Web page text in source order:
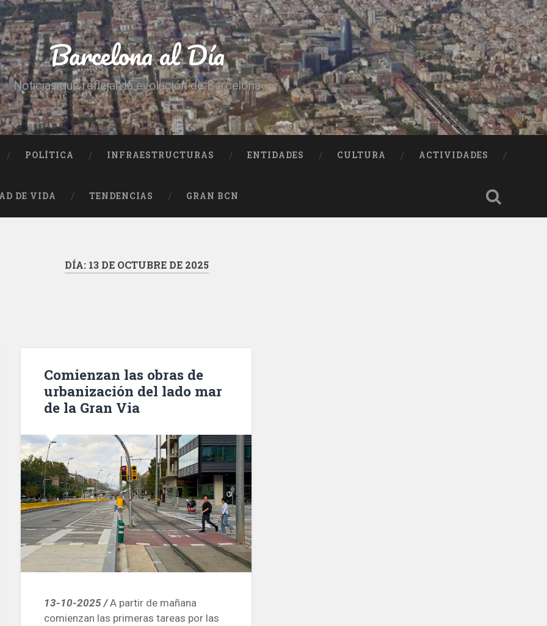
Barcelona al Día
Noticias que reflejan la evolución de Barcelona
POLÍTICA INFRAESTRUCTURAS ENTIDADES CULTURA ACTIVIDADES
DE VIDA TENDENCIAS GRAN BCN
DÍA: 13 DE OCTUBRE DE 2025
Comienzan las obras de
urbanización del lado mar
de la Gran Via
13-10-2025 /A partir de mañana
comienzan las primeras tareas por las